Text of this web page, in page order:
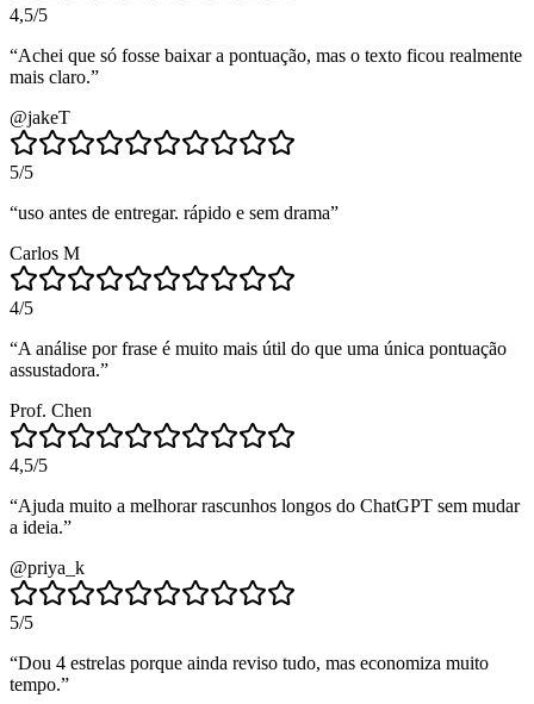
4,5/5
“Achei que só fosse baixar a pontuação, mas o texto ficou realmente
mais claro.”
@jakeT
5/5
“uso antes de entregar. rápido e sem drama”
Carlos M
4/5
“A análise por frase é muito mais útil do que uma única pontuação
assustadora.”
Prof. Chen
4,5/5
“Ajuda muito a melhorar rascunhos longos do ChatGPT sem mudar
a ideia.”
@priya_k
5/5
“Dou 4 estrelas porque ainda reviso tudo, mas economiza muito
tempo.”